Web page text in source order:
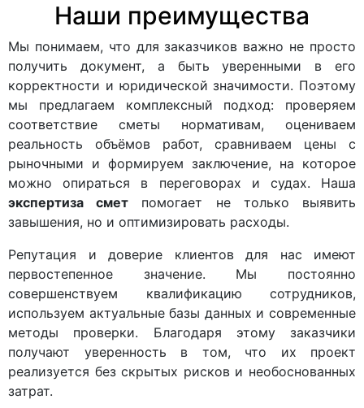
Наши преимущества
Мы понимаем, что для заказчиков важно не просто
получить документ, а быть уверенными в его
корректности и юридической значимости. Поэтому
мы предлагаем комплексный подход: проверяем
соответствие сметы нормативам, оцениваем
реальность объёмов работ, сравниваем цены с
рыночными и формируем заключение, на которое
можно опираться в переговорах и судах. Наша
экспертиза смет помогает не только выявить
завышения, но и оптимизировать расходы.
Репутация и доверие клиентов для нас имеют
первостепенное значение. Мы постоянно
совершенствуем квалификацию сотрудников,
используем актуальные базы данных и современные
методы проверки. Благодаря этому заказчики
получают уверенность в том, что их проект
реализуется без скрытых рисков и необоснованных
затрат.